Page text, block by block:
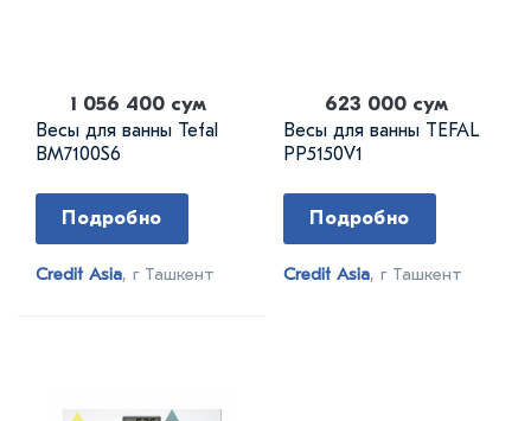
1 056 400 сум
Весы для ванны Tefal
BM7100S6
Подробно
Credit Asia, г Ташкент
623 000 сум
Весы для ванны TEFAL
PP5150V1
Подробно
Credit Asia, г Ташкент